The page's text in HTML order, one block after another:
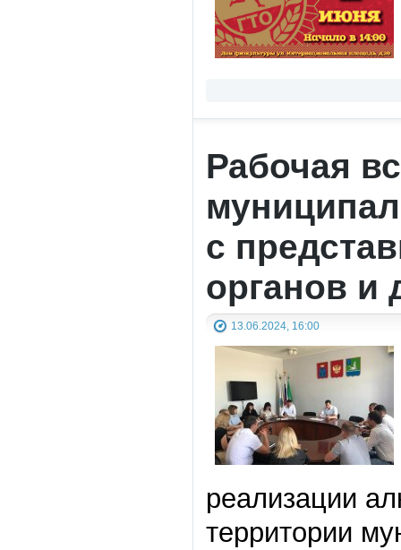
Рабочая
с
органов и
13.06.2024, 16:00
реализации
территории